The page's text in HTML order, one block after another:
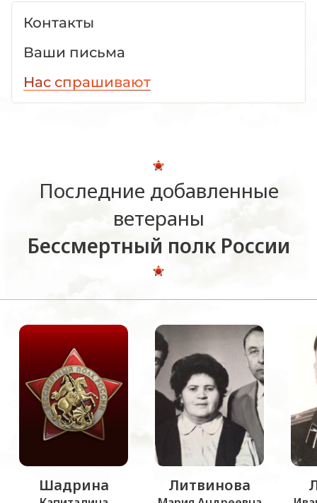
Контакты
Ваши письма
Нас спрашивают
Последние добавленные
ветераны
Бессмертный полк России
Шадрина Литвинова